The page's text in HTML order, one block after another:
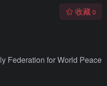
收藏 0
Federation for World Peace